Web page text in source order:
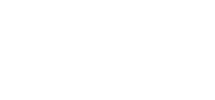
OSVĚTLENÍ